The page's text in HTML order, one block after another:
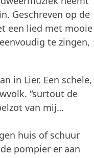
Geschreven op de
een lied met mooie
te zingen,
in Lier. Een schele,
“surtout de
van mij…
huis of schuur
pompier er aan